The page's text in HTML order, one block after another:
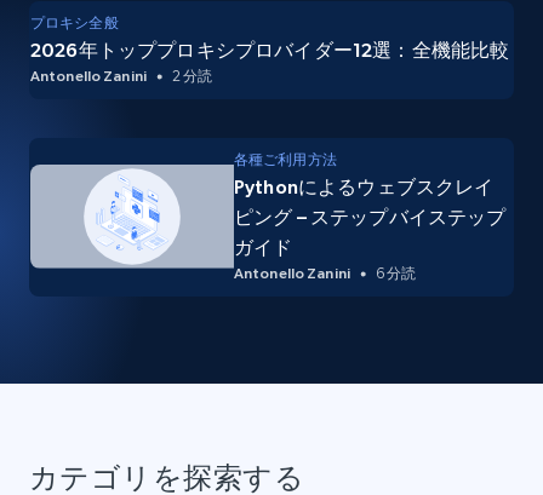
プロキシ全般
2026年トッププロキシプロバイダー12選：全機能比較
Antonello Zanini 2 分読
各種ご利用方法
Pythonによるウェブスクレイ
ピング – ステップバイステップ
ガイド
Antonello Zanini 6 分読
カテゴリを探索する